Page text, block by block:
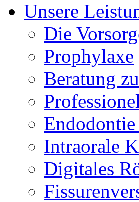
Unsere
Die
Prophylaxe
Beratung
Intraorale
Digitales